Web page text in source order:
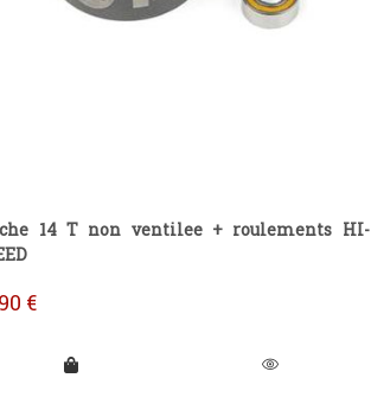
14 T non ventilee + roulements HI-
€